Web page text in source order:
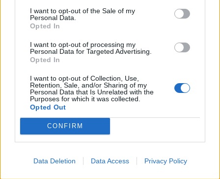
I want to opt-out of the Sale of my
Personal Data.
Opted In
I want to opt-out of processing my
Personal Data for Targeted Advertising.
Opted In
I want to opt-out of Collection, Use,
Retention, Sale, and/or Sharing of my
Personal Data that Is Unrelated with the
Purposes for which it was collected.
Opted Out
CONFIRM
Data Deletion Data Access Privacy Policy
ξεκίνησαν τον Ιανουάριο και συνεχίζονται τα
Σαββατοκύριακα του Φλεβάρη με ιδιαίτερα
ενότητες. Μέσα από τη συνεργασία της
Vamvakou Revival
Εφηβικού Διεθνούς Φεστιβάλ
Κινηματογράφου Αθήνας,τα παιδιά θα μπουν
σε έναν«Θαυμαστό κόσμο» (4-6 ετών),
απότη «Φαντασία στην Καθημερινότητα» (7-9
ετών),
και κάπως έτσι, «Μεγαλώνοντας»
ετών),θα ονειρευτούν ένα«Καλύτερο Μέλλον»
(13-15 ετών).Κάθε θεματική περιλαμβάνει